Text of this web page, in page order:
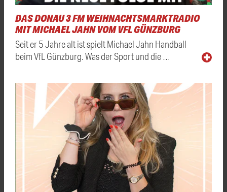
DAS DONAU 3 FM WEIHNACHTSMARKTRADIO
MIT MICHAEL JAHN VOM VFL GÜNZBURG
Seit er 5 Jahre alt ist spielt Michael Jahn Handball
beim VfL Günzburg. Was der Sport und die …